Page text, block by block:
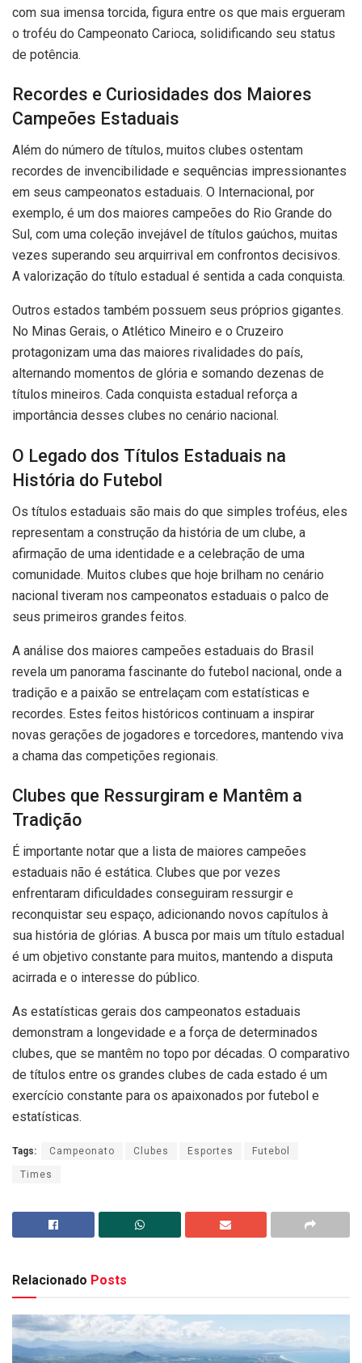
com sua imensa torcida, figura entre os que mais ergueram
o troféu do Campeonato Carioca, solidificando seu status
de potência.
Recordes e Curiosidades dos Maiores
Campeões Estaduais
Além do número de títulos, muitos clubes ostentam
recordes de invencibilidade e sequências impressionantes
em seus campeonatos estaduais. O Internacional, por
exemplo, é um dos maiores campeões do Rio Grande do
Sul, com uma coleção invejável de títulos gaúchos, muitas
vezes superando seu arquirrival em confrontos decisivos.
A valorização do título estadual é sentida a cada conquista.
Outros estados também possuem seus próprios gigantes.
No Minas Gerais, o Atlético Mineiro e o Cruzeiro
protagonizam uma das maiores rivalidades do país,
alternando momentos de glória e somando dezenas de
títulos mineiros. Cada conquista estadual reforça a
importância desses clubes no cenário nacional.
O Legado dos Títulos Estaduais na
História do Futebol
Os títulos estaduais são mais do que simples troféus, eles
representam a construção da história de um clube, a
afirmação de uma identidade e a celebração de uma
comunidade. Muitos clubes que hoje brilham no cenário
nacional tiveram nos campeonatos estaduais o palco de
seus primeiros grandes feitos.
A análise dos maiores campeões estaduais do Brasil
revela um panorama fascinante do futebol nacional, onde a
tradição e a paixão se entrelaçam com estatísticas e
recordes. Estes feitos históricos continuam a inspirar
novas gerações de jogadores e torcedores, mantendo viva
a chama das competições regionais.
Clubes que Ressurgiram e Mantêm a
Tradição
É importante notar que a lista de maiores campeões
estaduais não é estática. Clubes que por vezes
enfrentaram dificuldades conseguiram ressurgir e
reconquistar seu espaço, adicionando novos capítulos à
sua história de glórias. A busca por mais um título estadual
é um objetivo constante para muitos, mantendo a disputa
acirrada e o interesse do público.
As estatísticas gerais dos campeonatos estaduais
demonstram a longevidade e a força de determinados
clubes, que se mantêm no topo por décadas. O comparativo
de títulos entre os grandes clubes de cada estado é um
exercício constante para os apaixonados por futebol e
estatísticas.
Tags: Campeonato Clubes Esportes Futebol
Times
Relacionado Posts